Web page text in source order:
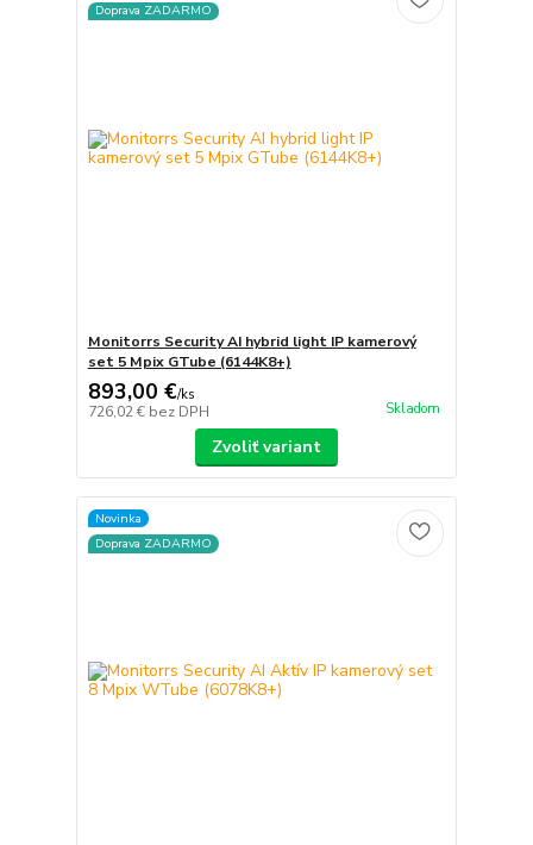
Doprava ZADARMO
Monitorrs Security AI hybrid light IP kamerový
set 5 Mpix GTube (6144K8+)
893,00 €/ks
726,02 € bez DPH Skladom
Zvoliť variant
Novinka
Doprava ZADARMO